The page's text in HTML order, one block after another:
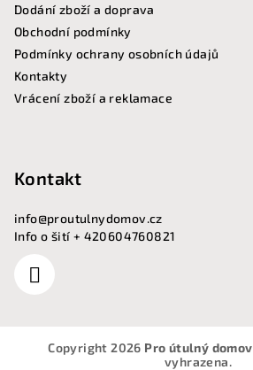
Dodání zboží a doprava
Obchodní podmínky
Podmínky ochrany osobních údajů
Kontakty
Vrácení zboží a reklamace
Kontakt
info@proutulnydomov.cz
Info o šití + 420604760821
Copyright 2026 Pro útulný domov
vyhrazena.